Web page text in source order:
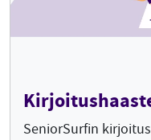
SeniorSurfin